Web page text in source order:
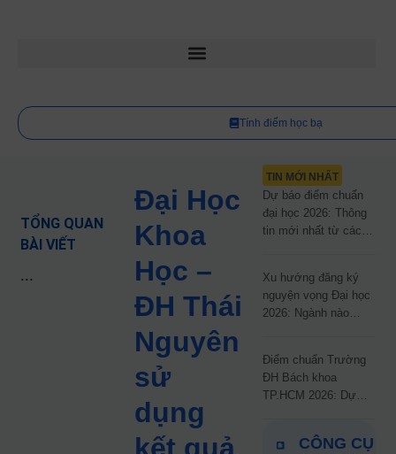
Tính điểm học bạ
TỔNG QUAN
BÀI VIẾT
...
Đại Học
Khoa
Học –
ĐH Thái
Nguyên
sử
dụng
TIN MỚI NHẤT
Dự báo điểm chuẩn
đại học 2026: Thông
tin mới nhất từ các
Xu hướng đăng ký
nguyện vọng Đại học
2026: Ngành nào
Điểm chuẩn Trường
ĐH Bách khoa
TP.HCM 2026: Dự
67%
CÔNG CỤ